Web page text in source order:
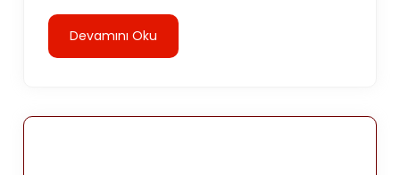
Devamını Oku